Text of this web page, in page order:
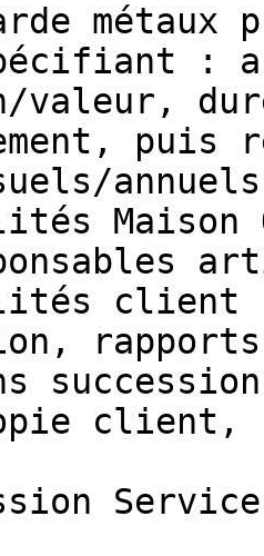
:
puis
Maison
client
client,